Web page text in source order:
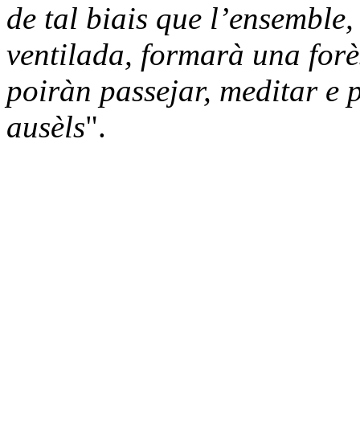
de tal biais que
ventilada, formarà una
poiràn passejar, meditar e
ausèls".